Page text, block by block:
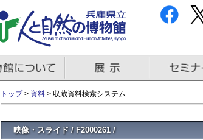
トップ> 資料 > 収蔵資料検索システム
映像・スライド / F2000261 /